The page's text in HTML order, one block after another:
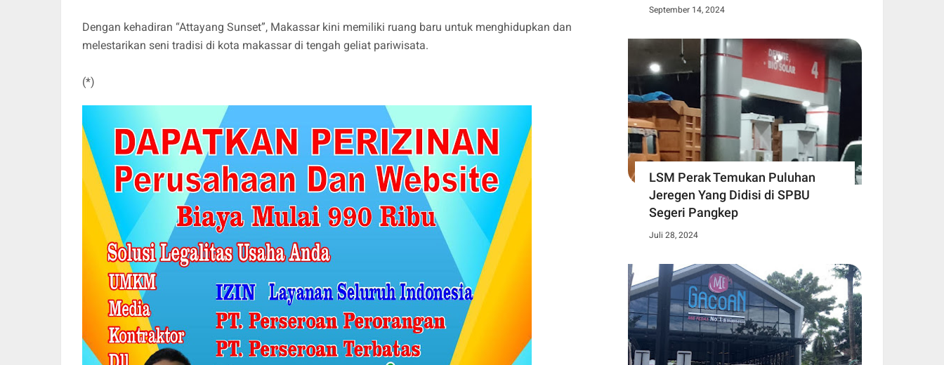
Dengan kehadiran “Attayang Sunset”, Makassar kini memiliki ruang baru untuk menghidupkan dan
melestarikan seni tradisi di kota makassar di tengah geliat pariwisata.
(*)
September 14, 2024
LSM Perak Temukan Puluhan
Jeregen Yang Didisi di SPBU
Segeri Pangkep
Juli 28, 2024